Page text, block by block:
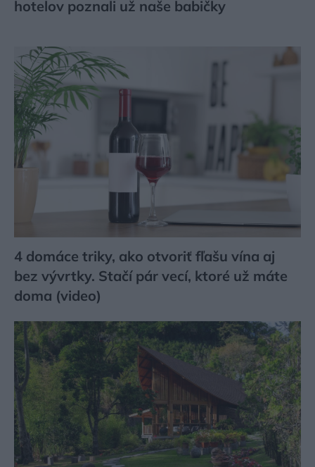
hotelov poznali už naše babičky
4 domáce triky, ako otvoriť fľašu vína aj
bez vývrtky. Stačí pár vecí, ktoré už máte
doma (video)